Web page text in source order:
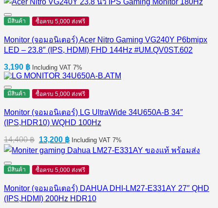
มีสินค้า ซื้อครบ 5,000 ส่งฟรี
Monitor (จอมอนิเตอร์) Acer Nitro Gaming VG240Y P6bmipx
LED – 23.8″ (IPS, HDMI) FHD 144Hz #UM.QV0ST.602
3,190 ฿ Including VAT 7%
มีสินค้า ซื้อครบ 5,000 ส่งฟรี
Monitor (จอมอนิเตอร์) LG UltraWide 34U650A-B 34″
(IPS,HDR10) WQHD 100Hz
14,400฿ Original
price
was:
14,400 ฿.
13,200 ฿Current
price
is:
13,200 ฿.
Including VAT 7%
มีสินค้า ซื้อครบ 5,000 ส่งฟรี
Monitor (จอมอนิเตอร์) DAHUA DHI-LM27-E331AY 27″ QHD
(IPS,HDMI) 200Hz HDR10